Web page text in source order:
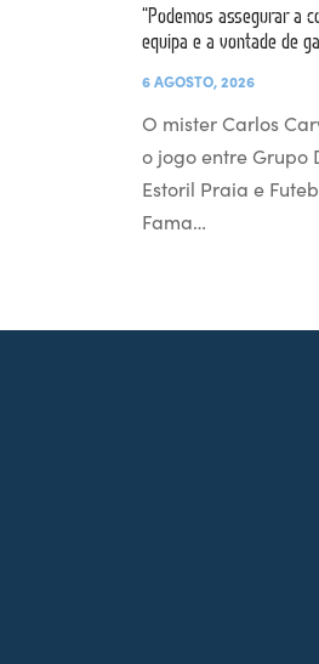
“Podemos assegurar a
equipa e a vontade de
6 AGOSTO, 2026
O mister Carlos
o jogo entre Grupo
Estoril Praia e
Fama…